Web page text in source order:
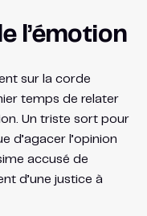
l’émotion
sur la corde
temps de relater
Un triste sort pour
d’agacer l’opinion
accusé de
d’une justice à